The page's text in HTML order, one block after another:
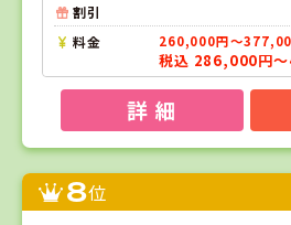
割引
料金
260,000円～
税込 286,000円
詳 細
8位